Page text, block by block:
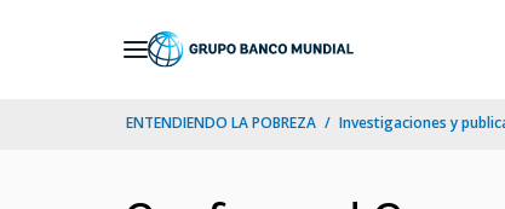
ENTENDIENDO LA POBREZA Investigaciones y